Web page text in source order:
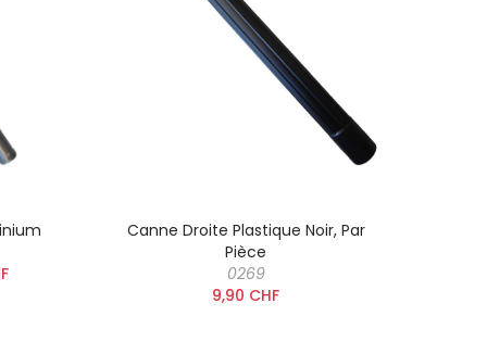
Canne Droite Plastique Noir, Par
Pièce
0269
9,90 CHF